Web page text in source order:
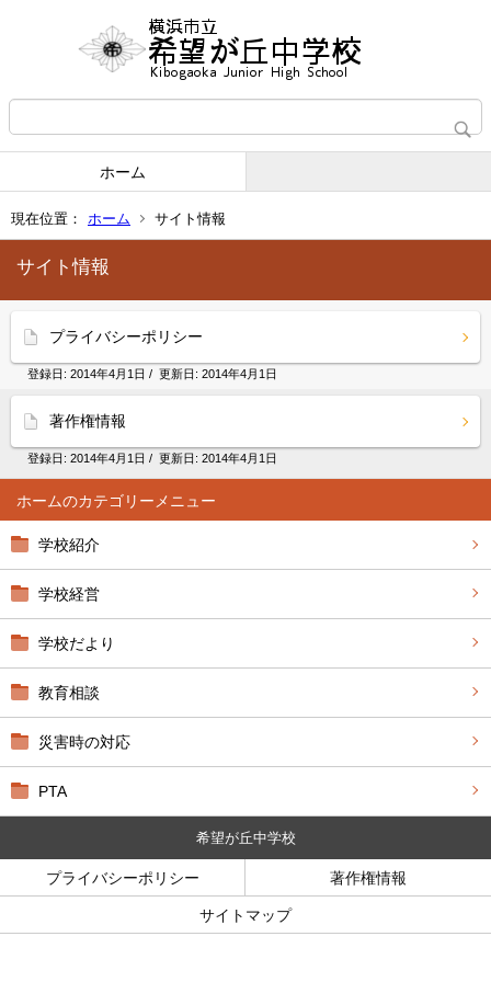
ホーム
現在位置： ホーム サイト情報
ホーム
学校紹介
学校経営
学校だより
教育相談
災害時の対応
PTA
サイト情報
プライバシーポリシー
登録日: 2014年4月1日 / 更新日: 2014年4月1日
著作権情報
登録日: 2014年4月1日 / 更新日: 2014年4月1日
希望が丘中学校
プライバシーポリシー 著作権情報
サイトマップ